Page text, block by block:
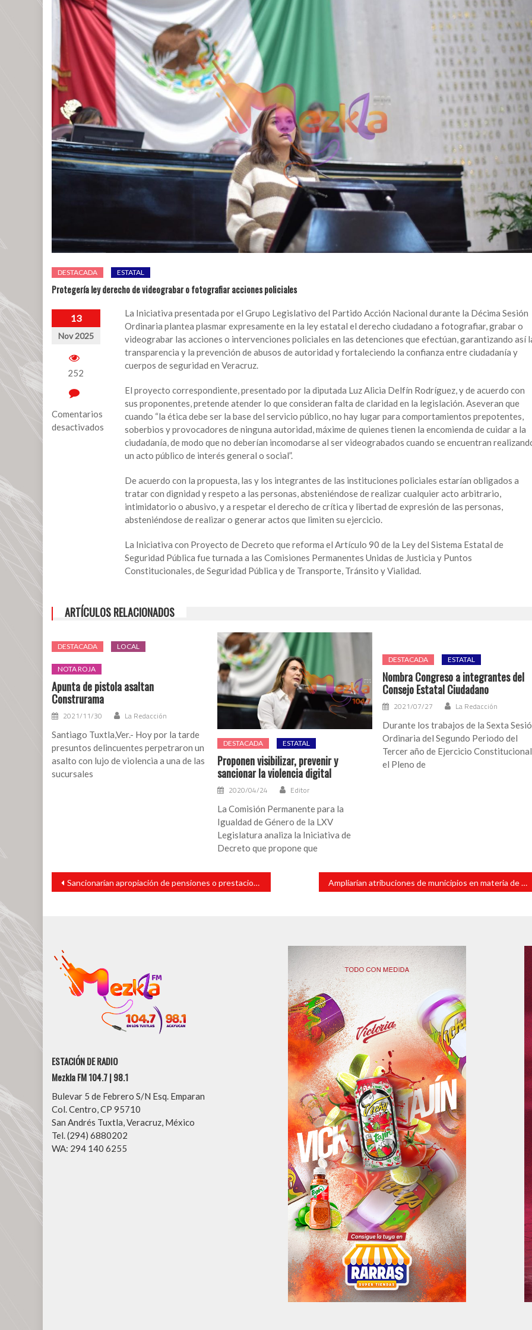
DESTACADA ESTATAL
Protegería ley derecho de videograbar o fotografiar acciones policiales
13
Nov 2025
252
Comentarios
desactivados
La Iniciativa presentada por el Grupo Legislativo del Partido Acción Nacional durante la Décima Sesión
Ordinaria plantea plasmar expresamente en la ley estatal el derecho ciudadano a fotografiar, grabar o
videograbar las acciones o intervenciones policiales en las detenciones que efectúan, garantizando así
transparencia y la prevención de abusos de autoridad y fortaleciendo la confianza entre ciudadanía y
cuerpos de seguridad en Veracruz.
El proyecto correspondiente, presentado por la diputada Luz Alicia Delfín Rodríguez, y de acuerdo con
sus proponentes, pretende atender lo que consideran falta de claridad en la legislación. Aseveran que
cuando “la ética debe ser la base del servicio público, no hay lugar para comportamientos prepotentes,
soberbios y provocadores de ninguna autoridad, máxime de quienes tienen la encomienda de cuidar a la
ciudadanía, de modo que no deberían incomodarse al ser videograbados cuando se encuentran
un acto público de interés general o social”.
De acuerdo con la propuesta, las y los integrantes de las instituciones policiales estarían obligados a
tratar con dignidad y respeto a las personas, absteniéndose de realizar cualquier acto arbitrario,
intimidatorio o abusivo, y a respetar el derecho de crítica y libertad de expresión de las personas,
absteniéndose de realizar o generar actos que limiten su ejercicio.
La Iniciativa con Proyecto de Decreto que reforma el Artículo 90 de la Ley del Sistema Estatal de
Seguridad Pública fue turnada a las Comisiones Permanentes Unidas de Justicia y Puntos
Constitucionales, de Seguridad Pública y de Transporte, Tránsito y Vialidad.
ARTÍCULOS RELACIONADOS
DESTACADA LOCAL
NOTA ROJA
Apunta de pistola asaltan
Construrama
2021/11/30 La Redacción
Santiago Tuxtla,Ver.- Hoy por la tarde
presuntos delincuentes perpetraron un
asalto con lujo de violencia a una de las
sucursales
DESTACADA ESTATAL
Proponen visibilizar, prevenir y
sancionar la violencia digital
2020/04/24 Editor
La Comisión Permanente para la
Igualdad de Género de la LXV
Legislatura analiza la Iniciativa de
Decreto que propone que
DESTACADA ESTATAL
Nombra Congreso a integrantes del
Consejo Estatal Ciudadano
2021/07/27 La Redacción
Durante los trabajos de la Sexta
Ordinaria del Segundo Periodo del
Tercer año de Ejercicio
el Pleno de
Navegación
entradas
Sancionarían apropiación de pensiones o prestaciones de adultos mayores Ampliarían atribuciones de municipios en materia de bienestar animal
ESTACIÓN DE RADIO
Mezkla FM 104.7 | 98.1
Bulevar 5 de Febrero S/N Esq. Emparan
Col. Centro, CP 95710
San Andrés Tuxtla, Veracruz, México
Tel. (294) 6880202
WA: 294 140 6255